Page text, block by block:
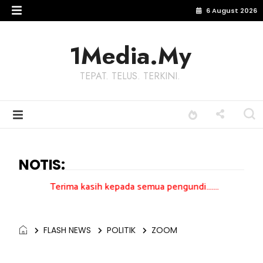
6 August 2026
1Media.My
TEPAT. TELUS. TERKINI.
NOTIS:
kasih kepada semua pengundi.......
FLASH NEWS POLITIK ZOOM